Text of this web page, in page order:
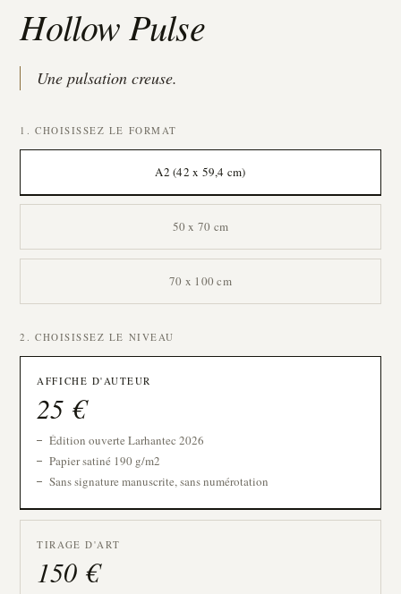
Hollow Pulse
Une pulsation creuse.
1. CHOISISSEZ LE FORMAT
A2 (42 x 59,4 cm)
50 x 70 cm
70 x 100 cm
2. CHOISISSEZ LE NIVEAU
AFFICHE D'AUTEUR
25 €
Édition ouverte Larhantec 2026
Papier satiné 190 g/m2
Sans signature manuscrite, sans numérotation
TIRAGE D'ART
150 €